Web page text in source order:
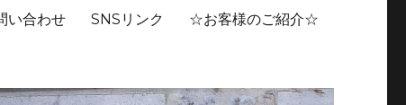
い合わせ SNSリンク ☆お客様のご紹介☆